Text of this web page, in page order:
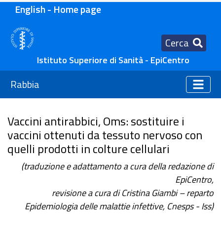
English - Home page
Cerca
Istituto Superiore di Sanità - EpiCentro
Rabbia
Vaccini antirabbici, Oms: sostituire i
vaccini ottenuti da tessuto nervoso con
quelli prodotti in colture cellulari
(traduzione e adattamento a cura della redazione di
EpiCentro,
revisione a cura di Cristina Giambi – reparto
Epidemiologia delle malattie infettive, Cnesps - Iss)